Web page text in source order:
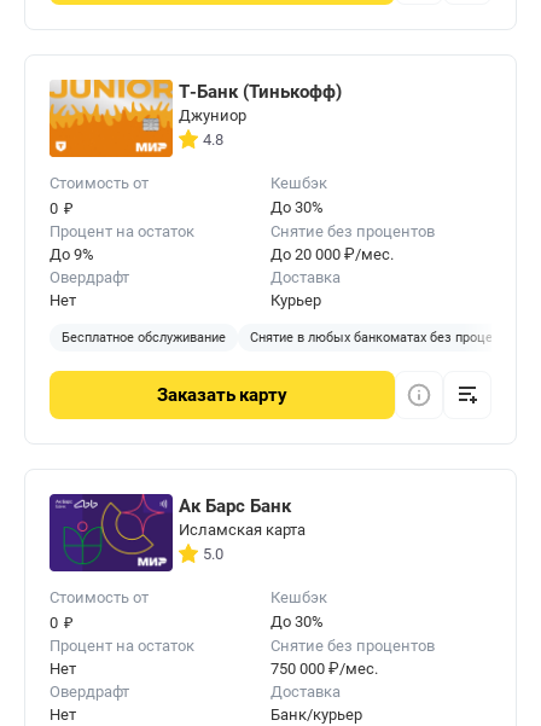
Т-Банк (Тинькофф)
Джуниор
4.8
Стоимость от
0 ₽
Кешбэк
До 30%
Процент на остаток
До 9%
Снятие без процентов
До 20 000 ₽/мес.
Овердрафт
Нет
Доставка
Курьер
Бесплатное обслуживание Снятие в любых банкоматах без процентов
Заказать карту
Ак Барс Банк
Исламская карта
5.0
Стоимость от
0 ₽
Кешбэк
До 30%
Процент на остаток
Нет
Снятие без процентов
750 000 ₽/мес.
Овердрафт
Нет
Доставка
Банк/курьер